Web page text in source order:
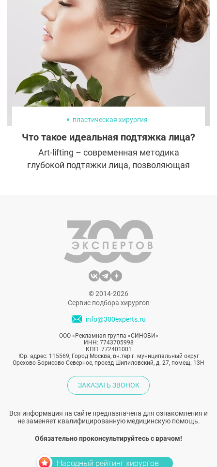
разрабатывать новые методы.
Пластический хирург Игорь Анатольевич
Белый использует способ биполярного
покрытия импланта мышцей через
периареолярный доступ.
пластическая хирургия
Что такое идеальная подтяжка лица?
Art-lifting – современная методика
глубокой подтяжки лица, позволяющая
естественную красоту, не оставляет
видимых следов работы скальпеля и
значительно сокращает реабилитацию.
© 2014-2026
Сервис подбора хирургов
info@300experts.ru
ООО «Рекламная группа «СИНОБИ»
ИНН: 7743705998
КПП: 772401001
Юр. адрес: 115569, Город Москва, вн.тер.г. муниципальный округ
Орехово-Борисово Северное, проезд Шипиловский, д. 27, помещ. 13Н
ЗАКАЗАТЬ ЗВОНОК
Вся информация на сайте предназначена для ознакомления и
не заменяет квалифицированную медицинскую помощь.
Обязательно проконсультируйтесь с врачом!
Народный рейтинг хирургов